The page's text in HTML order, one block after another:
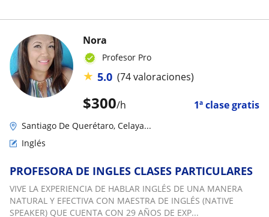
$300/h 1ª clase gratis
Nora
Profesor Pro
★ 5.0 (74 valoraciones)
Santiago De Querétaro, Celaya...
Inglés
PROFESORA DE INGLES CLASES PARTICULARES
VIVE LA EXPERIENCIA DE HABLAR INGLÉS DE UNA MANERA
NATURAL Y EFECTIVA CON MAESTRA DE INGLÉS (NATIVE
SPEAKER) QUE CUENTA CON 29 AÑOS DE EXP...